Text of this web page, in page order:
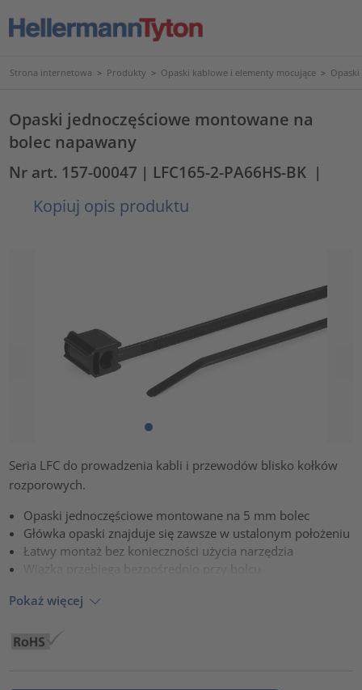
Strona internetowa > Produkty > Opaski kablowe i elementy mocujące >
Opaski jednoczęściowe montowane na
bolec napawany
Nr art. 157-00047 | LFC165-2-PA66HS-BK |
Kopiuj opis produktu
Seria LFC do prowadzenia kabli i przewodów blisko kołków
rozporowych.
Opaski jednoczęściowe montowane na 5 mm bolec
Główka opaski znajduje się zawsze w ustalonym położeniu
Łatwy montaż bez konieczności użycia narzędzia
Pokaż więcej